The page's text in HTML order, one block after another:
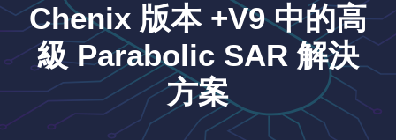
Chenix 版本 +V9 中的高
級 Parabolic SAR 解決
方案